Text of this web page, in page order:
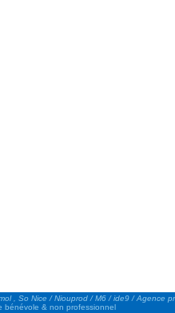
, So Nice / Niouprod / M6 / ide9 / Agence
bénévole & non professionnel